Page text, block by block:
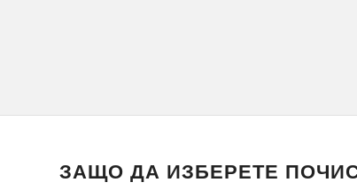
ЗАЩО ДА ИЗБЕРЕТЕ